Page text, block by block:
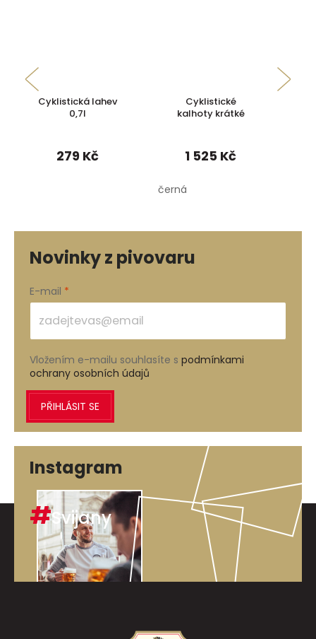
Cyklistická lahev
0,7l
279 Kč
Cyklistické
kalhoty krátké
1 525 Kč
černá
Novinky z pivovaru
E-mail
Vložením e-mailu souhlasíte s podmínkami
ochrany osobních údajů
PŘIHLÁSIT SE
Instagram
#Svijany